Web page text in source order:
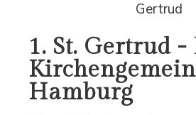
1. St. Gertrud -
Hamburg